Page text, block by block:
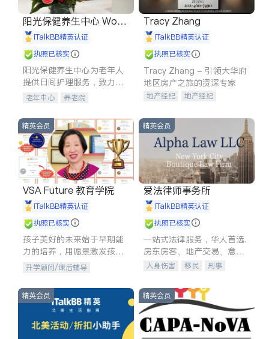
阳光保健养生中心 World
shine
iTalkBB精英认证
执照已核实
阳光保健养生中心为老年人
提供日间护理服务，致力于
通过持续的护理创新来有效
老年中心 养老院
Tracy Zhang
iTalkBB精英认证
执照已核实
Tracy Zhang - 引领大华府
地区房产之旅的资深专家
地产经纪
地产经纪
商铺租售
精英会员
VSA Future 教育学院
iTalkBB精英认证
执照已核实
孩子美好的未来始于早期能
力的培养，用愿景激发孩子
的学习潜力和动力。理念：
拥有成长型心态是成功的基
石。
升学顾问/课后辅导
精英会员
爱法律师事务所
iTalkBB精英认证
执照已核实
一站式法律服务，华人首选.
房东房客、地产交易、意外
伤害、车祸重伤、商业诉
建筑合同、刑事案件全包办
人身伤害 移民
刑事
信托/遗嘱
商业
索赔
律师-其它 保释
精英会员 精英会员